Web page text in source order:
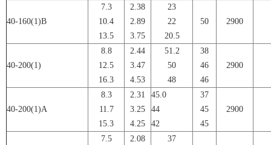
40-160(1)B
7.3
10.4
13.5
2.38
2.89
3.75
23
22
20.5
50 2900
40-200(1)
8.8
12.5
16.3
2.44
3.47
4.53
51.2
50
48
38
46
46
2900
40-200(1)A
8.3
11.7
15.3
2.31
3.25
4.25
45.0
44
42
37
45
45
2900
7.5
2.08
37